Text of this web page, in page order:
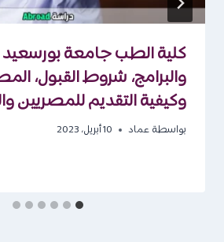
كلية الطب جامعة بورسعيد
والبرامج، شروط القبول،
وكيفية التقديم للمصريين
بواسطة عماد 10 أبريل، 2023